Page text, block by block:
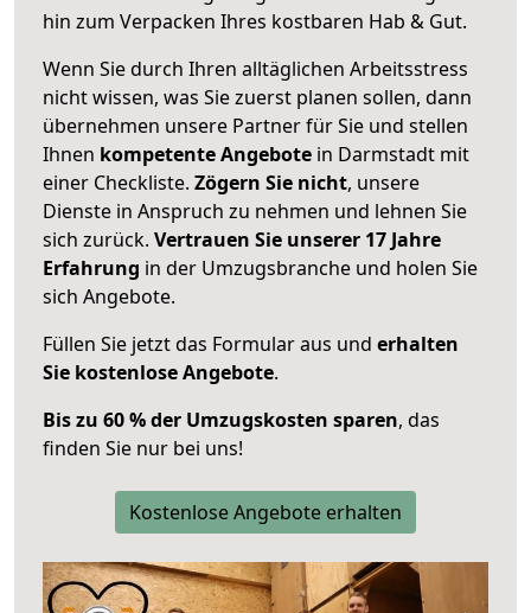
hin zum Verpacken Ihres kostbaren Hab & Gut.
Wenn Sie durch Ihren alltäglichen Arbeitsstress
nicht wissen, was Sie zuerst planen sollen, dann
übernehmen unsere Partner für Sie und stellen
Ihnen kompetente Angebote in Darmstadt mit
einer Checkliste. Zögern Sie nicht, unsere
Dienste in Anspruch zu nehmen und lehnen Sie
sich zurück. Vertrauen Sie unserer 17 Jahre
Erfahrung in der Umzugsbranche und holen Sie
sich Angebote.
Füllen Sie jetzt das Formular aus und erhalten
Sie kostenlose Angebote.
Bis zu 60 % der Umzugskosten sparen, das
finden Sie nur bei uns!
Kostenlose Angebote erhalten